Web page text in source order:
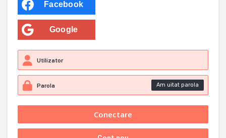
Facebook
Google
Am uitat parola